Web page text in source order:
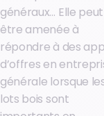
généraux… Elle peut
être amenée à
répondre à des
d’offres en
générale lorsque
lots bois sont